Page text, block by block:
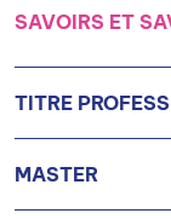
SAVOIRS ET
TITRE
TP
gestion
MASTER